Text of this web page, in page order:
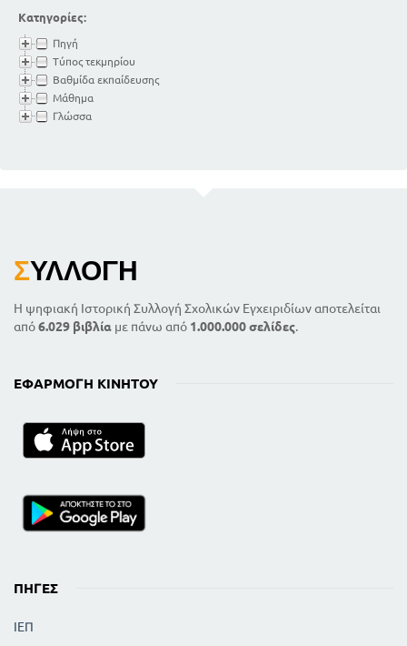
Κατηγορίες:
Πηγή
Τύπος τεκμηρίου
Βαθμίδα εκπαίδευσης
Μάθημα
Γλώσσα
ΣΥΛΛΟΓΉ
Η ψηφιακή Ιστορική Συλλογή Σχολικών Εγχειριδίων αποτελείται
από6.029 βιβλία με πάνω από 1.000.000 σελίδες.
ΕΦΑΡΜΟΓΉ ΚΙΝΗΤΟΎ
ΠΗΓΈΣ
ΙΕΠ